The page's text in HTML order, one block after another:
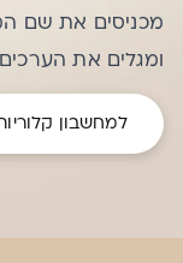
מכניסים את שם
ומגלים את
למחשבון